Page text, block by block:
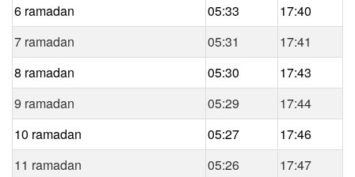
6 ramadan
05:33
17:40
7 ramadan
05:31
17:41
8 ramadan
05:30
17:43
9 ramadan
05:29
17:44
10 ramadan
05:27
17:46
11 ramadan
05:26 17:47